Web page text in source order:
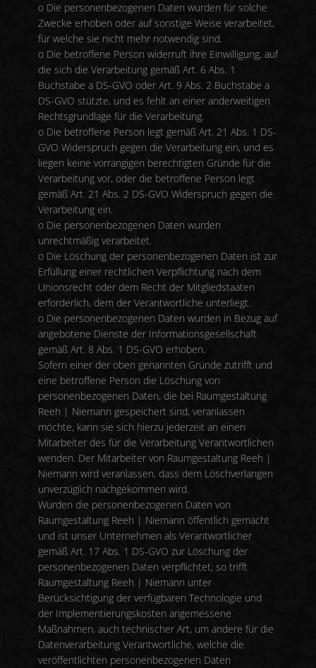
o Die personenbezogenen Daten wurden für solche
Zwecke erhoben oder auf sonstige Weise verarbeitet,
für welche sie nicht mehr notwendig sind.
o Die betroffene Person widerruft ihre Einwilligung, auf
die sich die Verarbeitung gemäß Art. 6 Abs. 1
Buchstabe a DS-GVO oder Art. 9 Abs. 2 Buchstabe a
DS-GVO stützte, und es fehlt an einer anderweitigen
Rechtsgrundlage für die Verarbeitung.
o Die betroffene Person legt gemäß Art. 21 Abs. 1 DS-
GVO Widerspruch gegen die Verarbeitung ein, und es
liegen keine vorrangigen berechtigten Gründe für die
Verarbeitung vor, oder die betroffene Person legt
gemäß Art. 21 Abs. 2 DS-GVO Widerspruch gegen die
Verarbeitung ein.
o Die personenbezogenen Daten wurden
unrechtmäßig verarbeitet.
o Die Löschung der personenbezogenen Daten ist zur
Erfüllung einer rechtlichen Verpflichtung nach dem
Unionsrecht oder dem Recht der Mitgliedstaaten
erforderlich, dem der Verantwortliche unterliegt.
o Die personenbezogenen Daten wurden in Bezug auf
angebotene Dienste der Informationsgesellschaft
gemäß Art. 8 Abs. 1 DS-GVO erhoben.
Sofern einer der oben genannten Gründe zutrifft und
eine betroffene Person die Löschung von
personenbezogenen Daten, die bei Raumgestaltung
Reeh | Niemann gespeichert sind, veranlassen
möchte, kann sie sich hierzu jederzeit an einen
Mitarbeiter des für die Verarbeitung Verantwortlichen
wenden. Der Mitarbeiter von Raumgestaltung Reeh |
Niemann wird veranlassen, dass dem Löschverlangen
unverzüglich nachgekommen wird.
Wurden die personenbezogenen Daten von
Raumgestaltung Reeh | Niemann öffentlich gemacht
und ist unser Unternehmen als Verantwortlicher
gemäß Art. 17 Abs. 1 DS-GVO zur Löschung der
personenbezogenen Daten verpflichtet, so trifft
Raumgestaltung Reeh | Niemann unter
Berücksichtigung der verfügbaren Technologie und
der Implementierungskosten angemessene
Maßnahmen, auch technischer Art, um andere für die
Datenverarbeitung Verantwortliche, welche die
veröffentlichten personenbezogenen Daten